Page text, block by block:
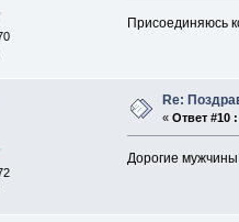
Присоединяюсь
Re:
«Ответ #10 :
Дорогие